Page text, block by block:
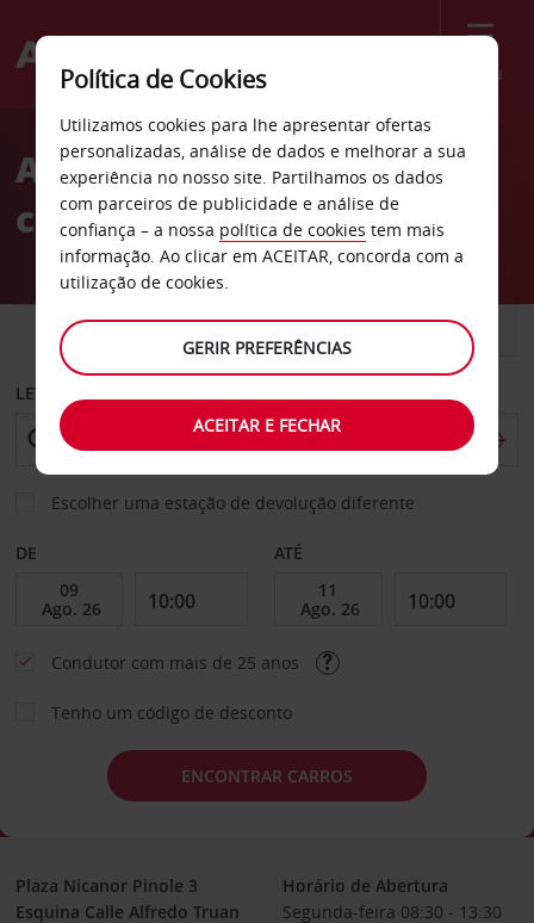
Menu
Welcome
AvisAluguer de
carros Cessnock
CARRO COMERCIAIS
LEVANTAR EM
Escolher uma estação de devolução diferente
DE ATÉ
Condutor com mais de 25 anos
Tenho um código de desconto
ENCONTRAR CARROS
Plaza Nicanor Pinole 3
Esquina Calle Alfredo Truan
Horário de Abertura
Segunda-feira 08:30 - 13:30
Política de Cookies
Utilizamos cookies para lhe apresentar ofertas
personalizadas, análise de dados e melhorar a sua
experiência no nosso site. Partilhamos os dados
com parceiros de publicidade e análise de
confiança – a nossa política de cookies tem mais
informação. Ao clicar em ACEITAR, concorda com a
utilização de cookies.
GERIR PREFERÊNCIAS
ACEITAR E FECHAR